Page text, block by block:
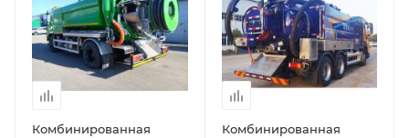
Комбинированная
Комбинированная